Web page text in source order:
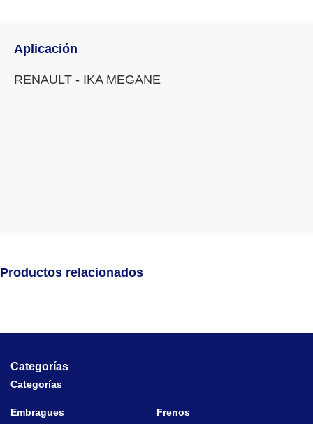
Aplicación
RENAULT - IKA MEGANE
Productos relacionados
Categorías
Categorías
Embragues Frenos